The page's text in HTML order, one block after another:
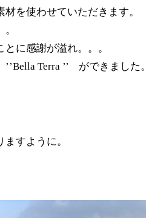
を使わせていただきます。
に感謝が溢れ。。。
Terra ’’ ができました。
すように。